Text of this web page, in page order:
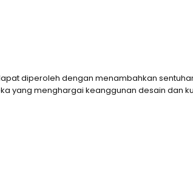
diperoleh dengan menambahkan
yang menghargai keanggunan desain dan